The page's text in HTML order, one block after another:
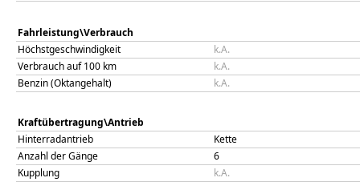
Fahrleistung\Verbrauch
Höchstgeschwindigkeit
k.A.
Verbrauch auf 100 km
k.A.
Benzin (Oktangehalt)
k.A.
Kraftübertragung\Antrieb
Hinterradantrieb
Kette
Anzahl der Gänge
6
Kupplung
k.A.